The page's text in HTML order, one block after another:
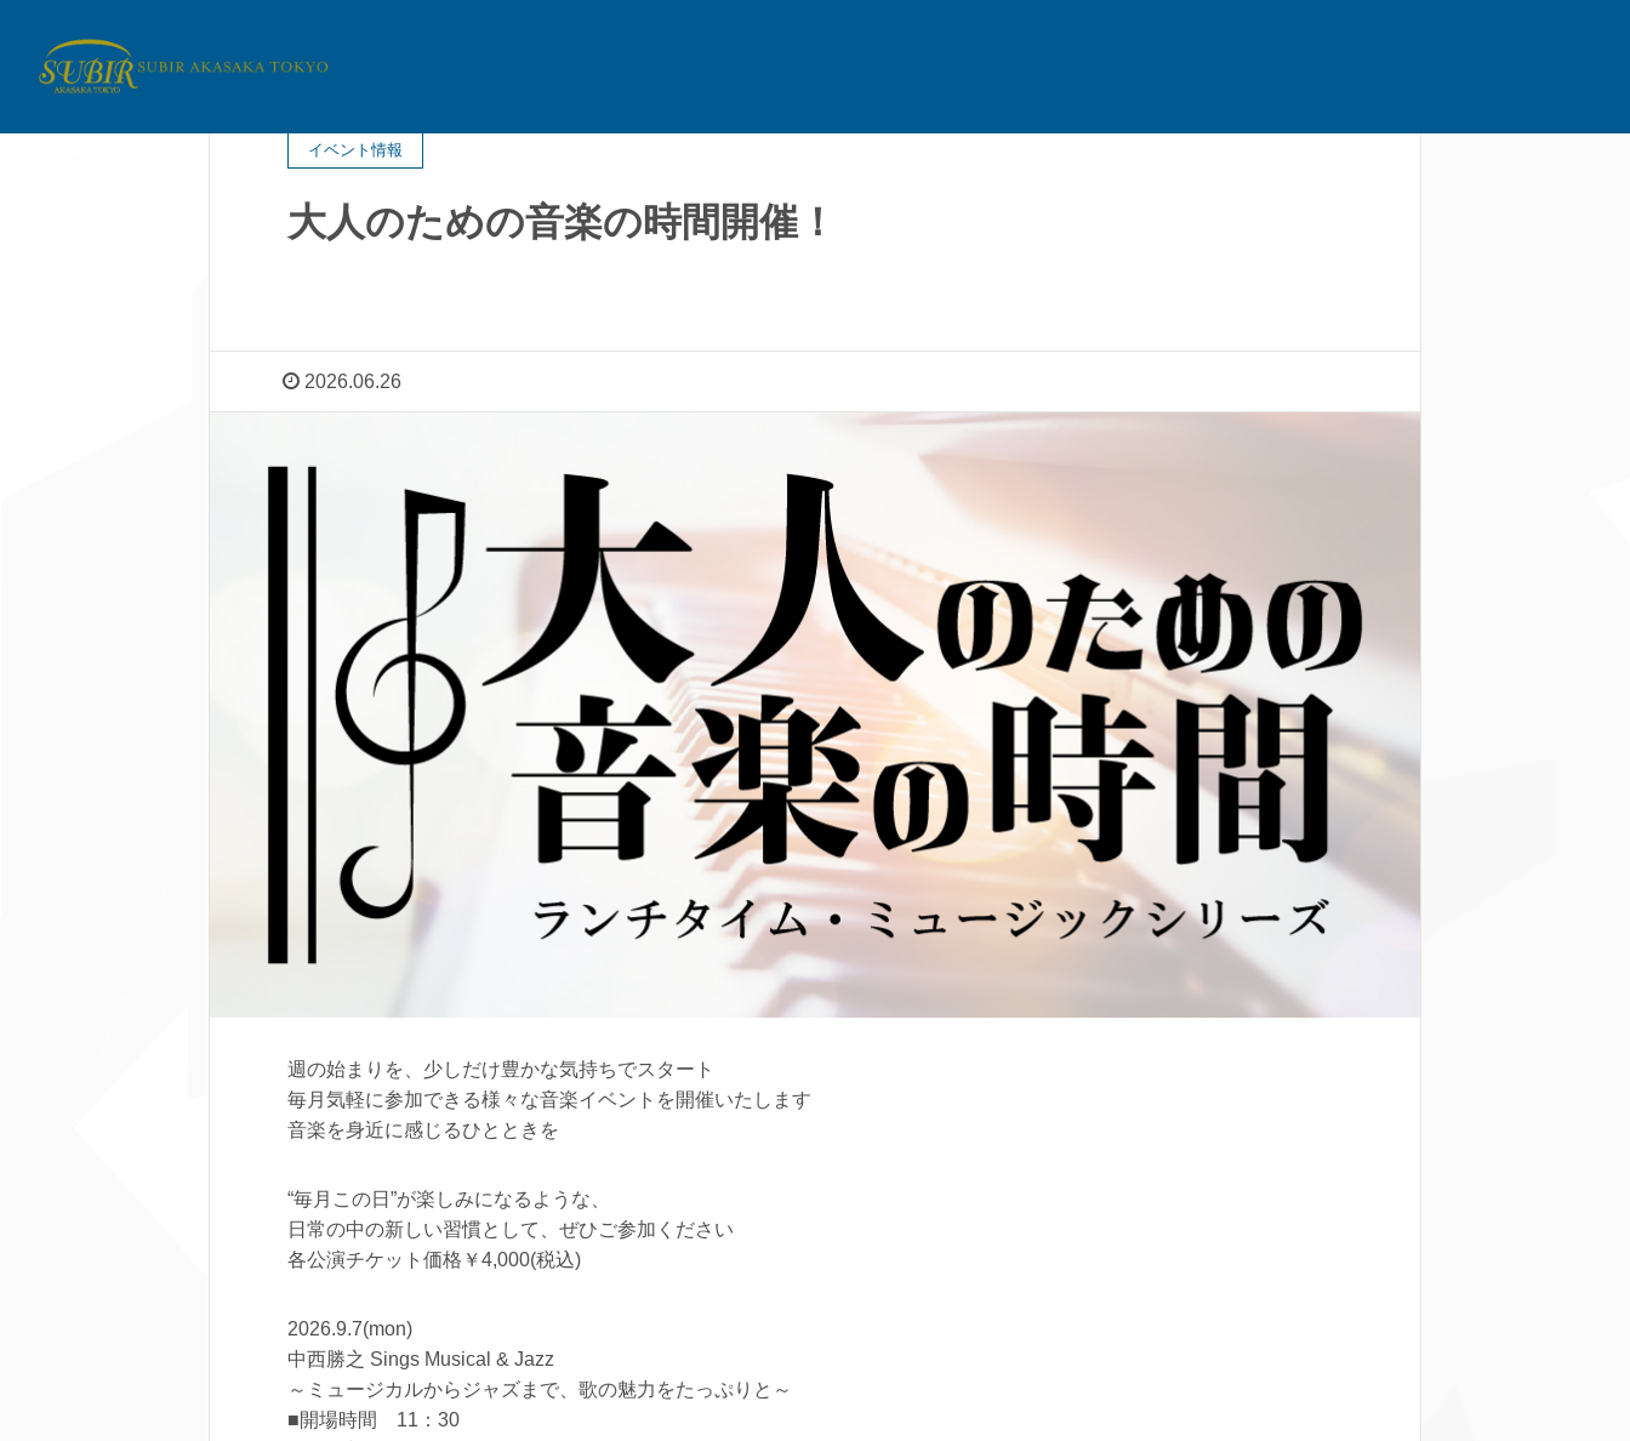
イベント情報
大人のための音楽の時間開催！
2026.06.26
週の始まりを、少しだけ豊かな気持ちでスタート
毎月気軽に参加できる様々な音楽イベントを開催いたします
音楽を身近に感じるひとときを
“毎月この日”が楽しみになるような、
日常の中の新しい習慣として、ぜひご参加ください
各公演チケット価格￥4,000(税込)
2026.9.7(mon)
中西勝之 Sings Musical & Jazz
～ミュージカルからジャズまで、歌の魅力をたっぷりと～
■開場時間 11：30